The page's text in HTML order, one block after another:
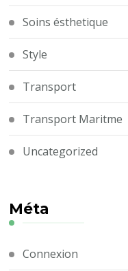
Soins ésthetique
Style
Transport
Transport Maritme
Uncategorized
Méta
Connexion